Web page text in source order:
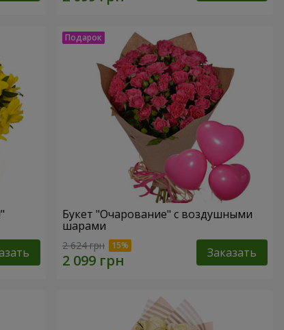
Букет "Очарование" с воздушными
шарами
2 624 грн Заказать